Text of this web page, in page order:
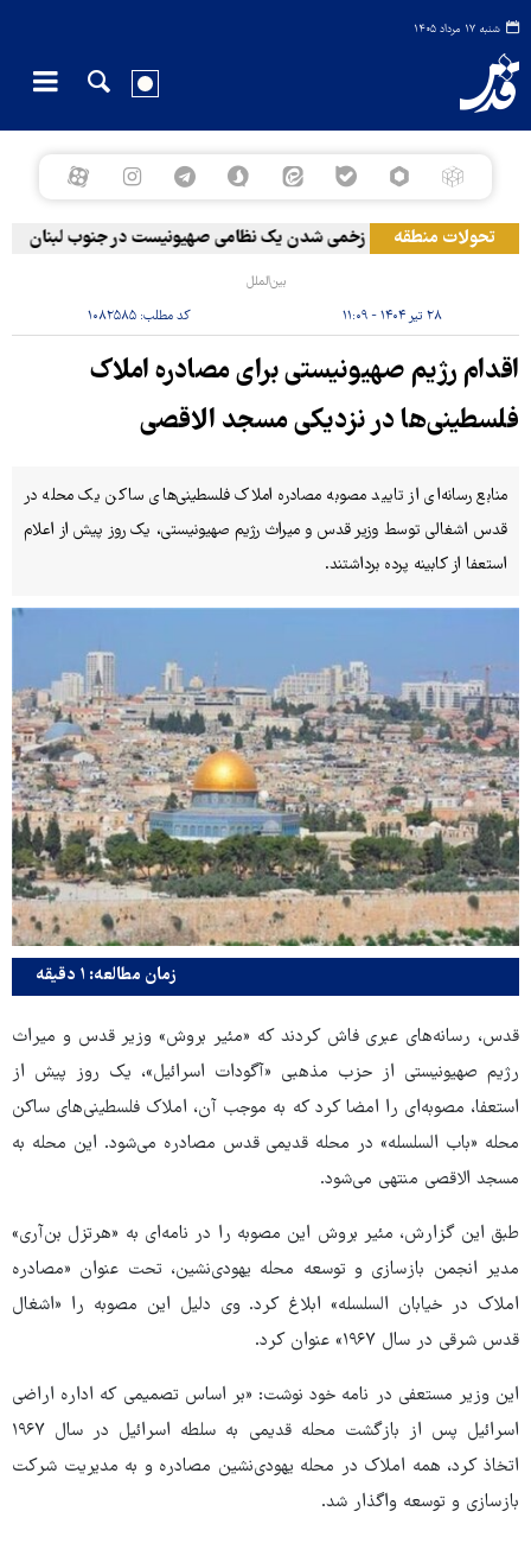
شنبه ۱۷ مرداد ۱۴۰۵
تحولات منطقه زخمی‌ شدن یک نظامی صهیونیست در جنوب لبنان
بین‌الملل
۲۸ تیر ۱۴۰۴ - ۱۱:۰۹ کد مطلب:۱۰۸۲۵۸۵
اقدام رژیم صهیونیستی برای مصادره املاک
فلسطینی‌ها در نزدیکی مسجد الاقصی
منابع رسانه‌ای از تایید مصوبه مصادره املاک فلسطینی‌های ساکن یک محله در
قدس اشغالی توسط وزیر قدس و میراث رژیم صهیونیستی، یک روز پیش از اعلام
استعفا از کابینه پرده برداشتند.
زمان مطالعه: ۱ دقیقه
قدس، رسانه‌های عبری فاش کردند که «مئیر بروش» وزیر قدس و میراث
رژیم صهیونیستی از حزب مذهبی «آگودات اسرائیل»، یک روز پیش از
استعفا، مصوبه‌ای را امضا کرد که به موجب آن، املاک فلسطینی‌های ساکن
محله «باب السلسله» در محله قدیمی قدس مصادره می‌شود. این محله به
مسجد الاقصی منتهی می‌شود.
طبق این گزارش، مئیر بروش این مصوبه را در نامه‌ای به «هرتزل بن‌آری»
مدیر انجمن بازسازی و توسعه محله یهودی‌نشین، تحت عنوان «مصادره
املاک در خیابان السلسله» ابلاغ کرد. وی دلیل این مصوبه را «اشغال
قدس شرقی در سال ۱۹۶۷» عنوان کرد.
این وزیر مستعفی در نامه خود نوشت: «بر اساس تصمیمی که اداره اراضی
اسرائیل پس از بازگشت محله قدیمی به سلطه اسرائیل در سال ۱۹۶۷
اتخاذ کرد، همه املاک در محله یهودی‌نشین مصادره و به مدیریت شرکت
بازسازی و توسعه واگذار شد.